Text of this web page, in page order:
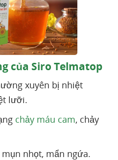
của Siro Telmatop
xuyên bị nhiệt
lưỡi.
chảy máu cam, chảy
nhọt, mẩn ngứa.